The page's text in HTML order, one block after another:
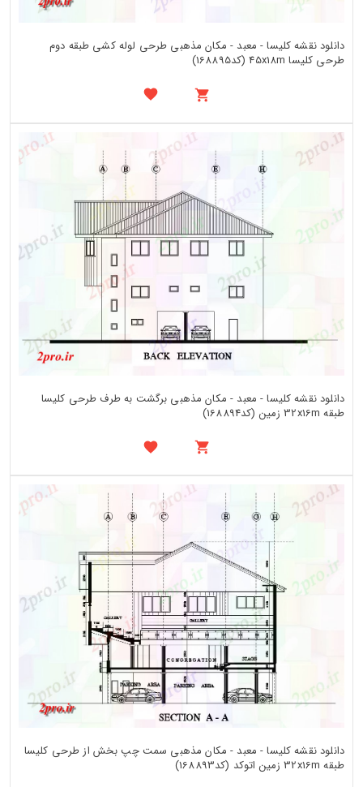
دانلود نقشه کلیسا - معبد - مکان مذهبی طرحی لوله کشی طبقه دوم
طرحی کلیسا 45x18m (کد168895)
دانلود نقشه کلیسا - معبد - مکان مذهبی برگشت به طرف طرحی کلیسا
طبقه 32x16m زمین (کد168894)
دانلود نقشه کلیسا - معبد - مکان مذهبی سمت چپ بخش از طرحی کلیسا
طبقه 32x16m زمین اتوکد (کد168893)